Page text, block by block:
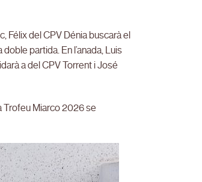
Félix del CPV Dénia buscarà el
partida. En l’anada, Luis
a del CPV Torrent i José
Trofeu Miarco 2026 se